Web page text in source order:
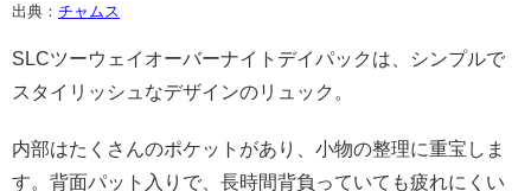
出典： チャムス
SLCツーウェイオーバーナイトデイパックは、シンプルで
スタイリッシュなデザインのリュック。
内部はたくさんのポケットがあり、小物の整理に重宝しま
す。背面パット入りで、長時間背負っていても疲れにくい